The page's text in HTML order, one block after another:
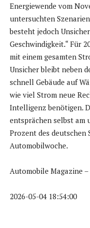
Energiewende vom
untersuchten
besteht jedoch
Geschwindigkeit.“ Für
mit einem gesamten
Unsicher bleibt neben
schnell Gebäude auf
wie viel Strom neue
Intelligenz benötigen.
entsprächen selbst am
Prozent des deutschen
Automobilwoche.
Automobile Magazine –
2026-05-04 18:54:00